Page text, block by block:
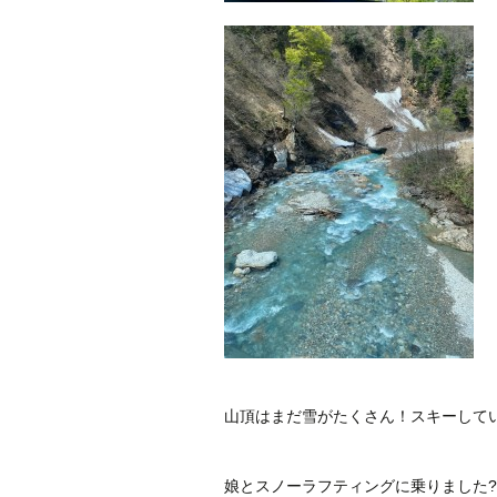
山頂はまだ雪がたくさん！スキーし
娘とスノーラフティングに乗りました?